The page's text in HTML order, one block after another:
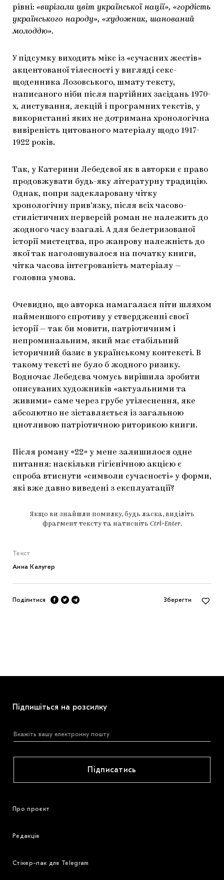
рівні: «вирізали цвіт української нації», «гордість
українського народу», «художник, шанований
молоддю».
У підсумку виходить мікс із «сучасних жестів»
акцентованої тілесності у вигляді секс-
щоденника Лозовського, шмату тексту,
написаного ніби після партійних засідань 1970-
х, листування, лекцій і програмних текстів, у
використанні яких не дотримана хронологічна
вивіреність цитованого матеріалу щодо 1917-
1922 років.
Так, у Катерини Лебедєвої як в авторки є право
продовжувати будь-яку літературну традицію.
Однак, попри задекларовану чітку
хронологічну прив’язку, після всіх часово-
стилістичних перверсій роман не належить до
жодного часу взагалі. А для белетризованої
історії мистецтва, про жанрову належність до
якої так наголошувалося на початку книги,
чітка часова інтегрованість матеріалу —
головна умова.
Очевидно, що авторка намагалася піти шляхом
найменшого спротиву у ствердженні своєї
історії — так би мовити, патріотичним і
непроминальним, який має стабільний
історичний базис в українському контексті. В
такому тексті не було б жодного ризику.
Водночас Лебедєва чомусь вирішила зробити
описуваних художників «актуальними та
живими» саме через грубе утілеснення, яке
абсолютно не зіставляється із загальною
цнотливою патріотичною риторикою книги.
Після роману «22» у мене залишилося одне
питання: наскільки гігієнічною акцією є
спроба втиснути «символи сучасності» у форми,
які вже давно виведені з експлуатації?
Якщо ви знайшли помилку, будь ласка, виділіть
фрагмент тексту та натисніть Ctrl+Enter.
Текст
Анна Калугер
Поділитися Зберегти
Підпишіться на розсилку
Підписатись
Про проєкт
Редакція
Стікер-пак для Telegram